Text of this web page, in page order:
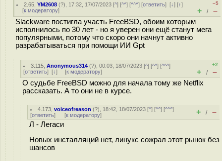
2.65 ,YM2608 (?), 17:32, 17/07/2023 [^] [^^] [^^^] [ответить][↓] [↑]
[к модератору]
–5
+ / –
Slackware постигла участь FreeBSD, обоим которым
исполнилось по 30 лет - но я уверен они ещё станут мега
популярными, потому что скоро они начнут активно
разрабатываться при помощи ИИ Gpt
3.115 ,Anonymous314 (?), 00:03, 18/07/2023 [^] [^^] [^^^]
[ответить] [↓] [к модератору]
+2
+ / –
О судьбе FreeBSD можно для начала тому же Netflix
рассказать. А то они не в курсе.
4.173 ,voiceofreason (?), 18:42, 18/07/2023 [^] [^^] [^^^]
[ответить] [к модератору] + / –
Л - Легаси
Новых инсталляций нет, линукс сожрал этот рынок без
шансов